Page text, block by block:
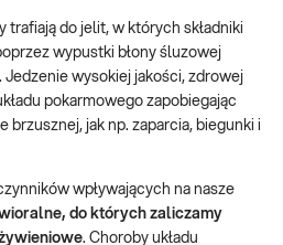
trafiają do jelit, w których składniki
wypustki błony śluzowej
wysokiej jakości, zdrowej
pokarmowego zapobiegając
jak np. zaparcia, biegunki i
wpływających na nasze
do których zaliczamy
. Choroby układu